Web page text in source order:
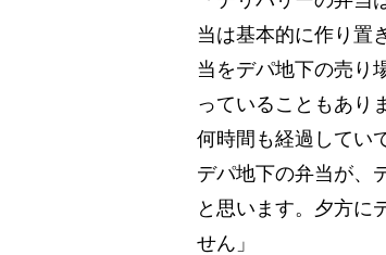
当は基本的に作り置
当をデパ地下の売り
っていることもあり
何時間も経過してい
デパ地下の弁当が、
と思います。夕方に
せん」